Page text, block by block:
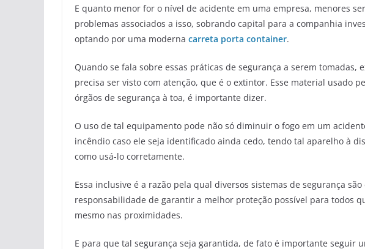
E quanto menor for o nível de acidente em uma empresa, menores
problemas associados a isso, sobrando capital para a companhia
optando por uma moderna carreta porta container.
Quando se fala sobre essas práticas de segurança a serem tomadas,
precisa ser visto com atenção, que é o extintor. Esse material usado
órgãos de segurança à toa, é importante dizer.
O uso de tal equipamento pode não só diminuir o fogo em um
incêndio caso ele seja identificado ainda cedo, tendo tal aparelho à
como usá-lo corretamente.
Essa inclusive é a razão pela qual diversos sistemas de segurança
responsabilidade de garantir a melhor proteção possível para todos
mesmo nas proximidades.
E para que tal segurança seja garantida, de fato é importante seguir